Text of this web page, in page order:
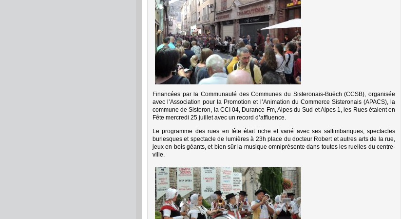
Financées par la Communauté des Communes du Sisteronais-Buëch (CCSB), organisée
avec l’Association pour la Promotion et l’Animation du Commerce Sisteronais (APACS), la
commune de Sisteron, la CCI 04, Durance Fm, Alpes du Sud et Alpes 1, les Rues étaient en
Fête mercredi 25 juillet avec un record d’affluence.
Le programme des rues en fête était riche et varié avec ses saltimbanques, spectacles
burlesques et spectacle de lumières à 23h place du docteur Robert et autres arts de la rue,
jeux en bois géants, et bien sûr la musique omniprésente dans toutes les ruelles du centre-
ville.